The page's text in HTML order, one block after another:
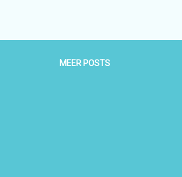
MEER POSTS